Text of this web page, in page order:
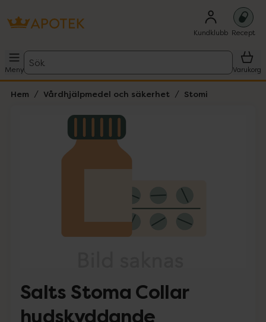
Kundklubb Recept
Meny
Sök
Varukorg
Hem Vårdhjälpmedel och säkerhet Stomi
Lista: . Innehåller 1 objekt.
Salts Stoma Collar
hudskyddande